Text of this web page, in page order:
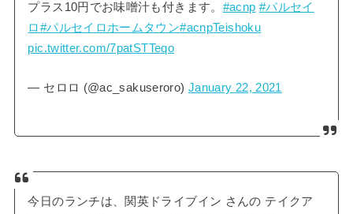
プラス10円でお味噌汁も付きます。 #acnp #パルセイ
ロ#パルセイロホームタウン#acnpTeishoku
pic.twitter.com/7patSTTeqo
— セロロ (@ac_sakuseroro) January 22, 2021
今日のランチは、関英ドライブイン さんの テイクア